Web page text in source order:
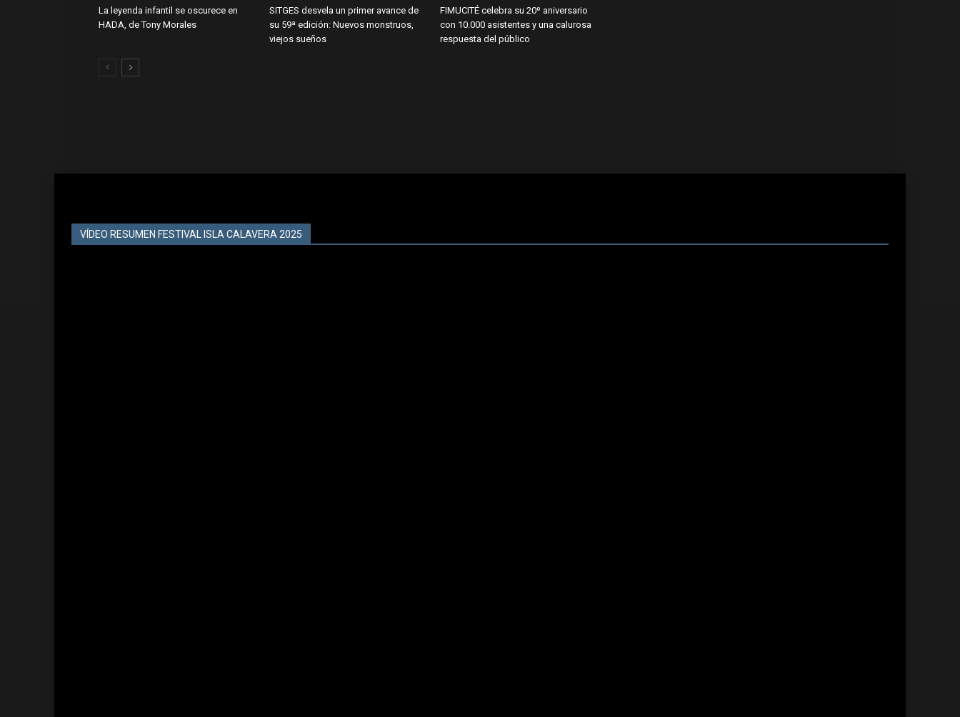
La leyenda infantil se oscurece en
HADA, de Tony Morales
SITGES desvela un primer avance de
su 59ª edición: Nuevos monstruos,
viejos sueños
FIMUCITÉ celebra su 20º aniversario
con 10.000 asistentes y una calurosa
respuesta del público
VÍDEO RESUMEN FESTIVAL ISLA CALAVERA 2025